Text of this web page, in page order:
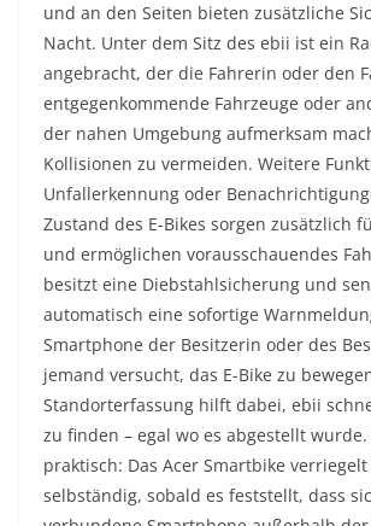
und an den Seiten bieten zusätzliche
Nacht. Unter dem Sitz des ebii ist ein
angebracht, der die Fahrerin oder den
entgegenkommende Fahrzeuge oder
der nahen Umgebung aufmerksam
Kollisionen zu vermeiden. Weitere
Unfallerkennung oder
Zustand des E-Bikes sorgen zusätzlich
und ermöglichen vorausschauendes
besitzt eine Diebstahlsicherung und
automatisch eine sofortige
Smartphone der Besitzerin oder des
jemand versucht, das E-Bike zu
Standorterfassung hilft dabei, ebii
zu finden – egal wo es abgestellt wurde.
praktisch: Das Acer Smartbike verriegelt
selbständig, sobald es feststellt, dass